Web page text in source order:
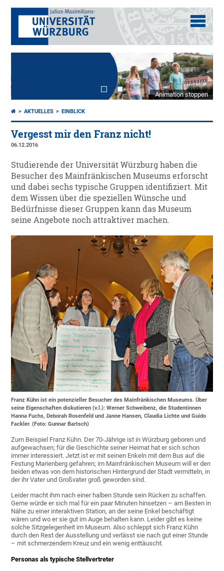
Animation stoppen
AKTUELLES EINBLICK
Vergesst mir den Franz nicht!
06.12.2016
Studierende der Universität Würzburg haben die
Besucher des Mainfränkischen Museums erforscht
und dabei sechs typische Gruppen identifiziert. Mit
dem Wissen über die speziellen Wünsche und
Bedürfnisse dieser Gruppen kann das Museum
seine Angebote noch attraktiver machen.
Franz Kühn ist ein potenzieller Besucher des Mainfränkischen Museums. Über
seine Eigenschaften diskutieren (v.l.): Werner Schweibenz, die Studentinnen
Hanna Fuchs, Deborah Rosenfeld und Janne Hansen, Claudia Lichte und Guido
Fackler. (Foto: Gunnar Bartsch)
Zum Beispiel Franz Kühn. Der 70-Jährige ist in Würzburg geboren und
aufgewachsen; für die Geschichte seiner Heimat hat er sich schon
immer interessiert. Jetzt ist er mit seinen Enkeln mit dem Bus auf die
Festung Marienberg gefahren; im Mainfränkischen Museum will er den
beiden etwas von dem historischen Hintergrund der Stadt vermitteln, in
der ihr Vater und Großvater groß geworden sind.
Leider macht ihm nach einer halben Stunde sein Rücken zu schaffen.
Gerne würde er sich mal für ein paar Minuten hinsetzen – am Besten in
Nähe zu einer interaktiven Station, an der seine Enkel beschäftigt
wären und wo er sie gut im Auge behalten kann. Leider gibt es keine
solche Sitzgelegenheit im Museum. Also schleppt sich Franz Kühn
durch den Rest der Ausstellung und verlässt sie nach gut einer Stunde
– mit schmerzendem Kreuz und ein wenig enttäuscht.
Personas als typische Stellvertreter